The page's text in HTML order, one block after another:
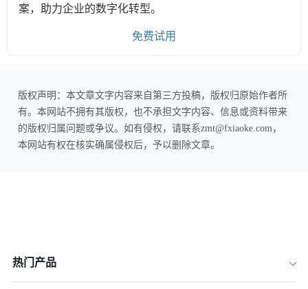
案，助力企业的数字化转型。
免费试用
版权声明：本文章文字内容来自第三方投稿，版权归原始作者所
有。本网站不拥有其版权，也不承担文字内容、信息或资料带来
的版权归属问题或争议。如有侵权，请联系zmt@fxiaoke.com，
本网站有权在核实确属侵权后，予以删除文章。
热门产品